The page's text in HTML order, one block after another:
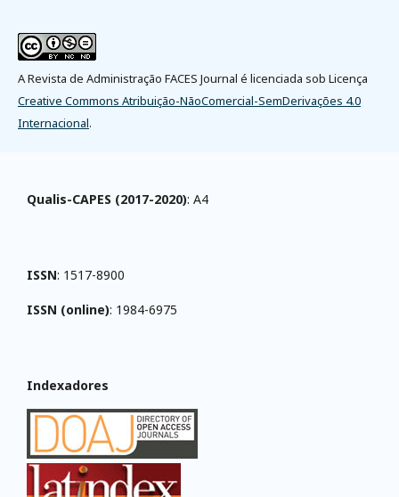
A Revista de Administração FACES Journal é licenciada sob Licença
Creative Commons Atribuição-NãoComercial-SemDerivações 4.0
Internacional.
Qualis-CAPES (2017-2020): A4
ISSN: 1517-8900
ISSN (online): 1984-6975
Indexadores